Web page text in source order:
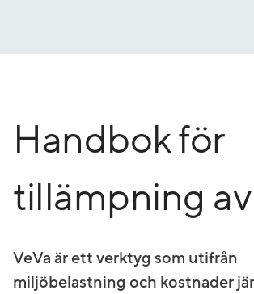
Handbok för
tillämpning
VeVa är ett verktyg som utifrån
miljöbelastning och kostnader